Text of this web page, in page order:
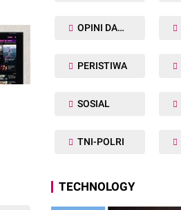
OPINI DAN ARTIKEL
PERISTIWA
SOSIAL
TNI-POLRI
TECHNOLOGY